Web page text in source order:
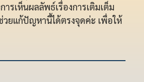
รเห็นผลลัพธ์เรื่องการเติมเต็ม
ยแก้ปัญหานี้ได้ตรงจุดค่ะ เพื่อให้